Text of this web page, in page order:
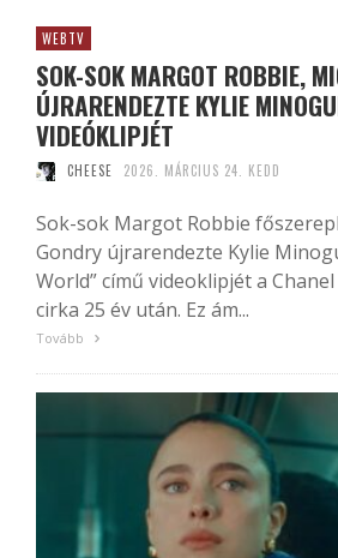
WEBTV
SOK-SOK MARGOT ROBBIE,
ÚJRARENDEZTE KYLIE
VIDEÓKLIPJÉT
CHEESE 2026. MÁRCIUS 24. KEDD
Sok-sok Margot Robbie
Gondry újrarendezte Kylie
World” című videoklipjét a
cirka 25 év után. Ez ám...
Tovább